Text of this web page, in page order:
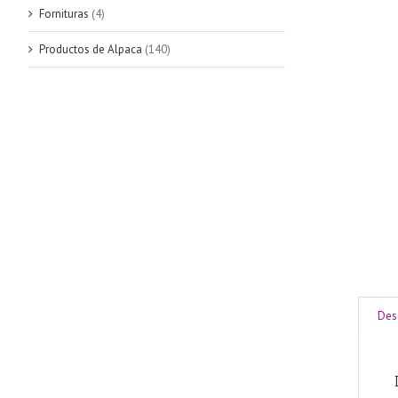
Fornituras (4)
Productos de Alpaca (140)